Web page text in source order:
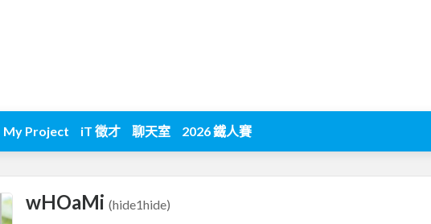
My Project iT 徵才 聊天室 2026 鐵人賽
wHOaMi (hide1hide)